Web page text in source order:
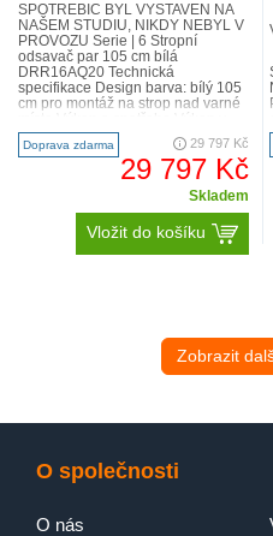
SPOTŘEBIČ BYL VYSTAVEN NA
NAŠEM STUDIU, NIKDY NEBYL V
PROVOZU Serie | 6 Stropní
odsavač par 105 cm bílá
DRR16AQ20 Technická
specifikace Design barva: bílý 105
cm pro montáž na strop nad varné
provozu recirkulace s pachovým
fil..
Doprava zdarma 29 797 Kč
29 797 Kč
Skladem
Vložit do košíku
Zobrazit
O společnosti
O nás